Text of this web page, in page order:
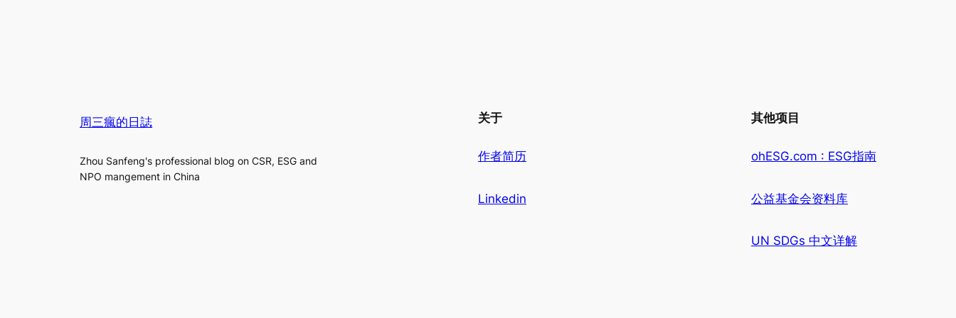
周三瘋的日誌
Zhou Sanfeng's professional blog on CSR, ESG and
NPO mangement in China
关于
作者简历
Linkedin
其他项目
ohESG.com : ESG指南
公益基金会资料库
UN SDGs 中文详解